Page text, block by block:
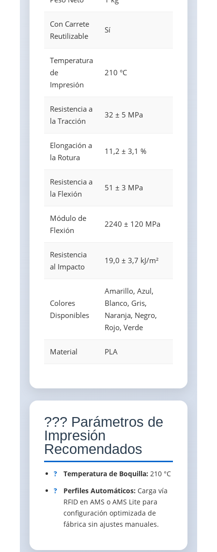
Con Carrete
Reutilizable
Sí
Temperatura
de
Impresión
210 °C
Resistencia a
la Tracción
32 ± 5 MPa
Elongación a
la Rotura
11,2 ± 3,1 %
Resistencia a
la Flexión
51 ± 3 MPa
Módulo de
Flexión
2240 ± 120 MPa
Resistencia
al Impacto
19,0 ± 3,7 kJ/m²
Colores
Disponibles
Amarillo, Azul,
Blanco, Gris,
Naranja, Negro,
Rojo, Verde
Material PLA
??? Parámetros de
Impresión
Recomendados
? Temperatura de Boquilla: 210 °C
?
Perfiles Automáticos: Carga vía
RFID en AMS o AMS Lite para
configuración optimizada de
fábrica sin ajustes manuales.